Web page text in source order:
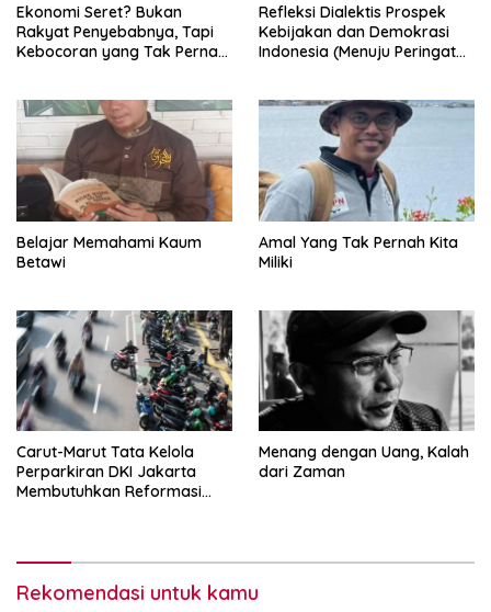
Ekonomi Seret? Bukan
Rakyat Penyebabnya, Tapi
Kebocoran yang Tak Pernah
Refleksi Dialektis Prospek
Kebijakan dan Demokrasi
Indonesia (Menuju Peringatan
Belajar Memahami Kaum
Betawi
Amal Yang Tak Pernah Kita
Miliki
Carut-Marut Tata Kelola
Perparkiran DKI Jakarta
Membutuhkan Reformasi
Menang dengan Uang, Kalah
dari Zaman
Rekomendasi untuk kamu